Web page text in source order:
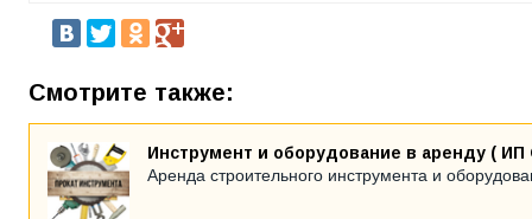
Смотрите также:
Инструмент и оборудование в аренду (
Аренда строительного инструмента и